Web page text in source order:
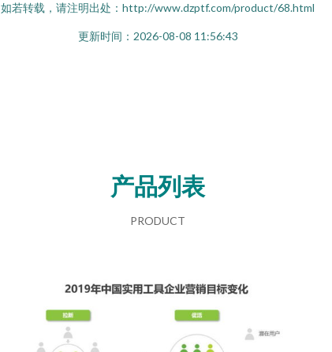
如若转载，请注明出处：http://www.dzptf.com/product/68.html
更新时间：2026-08-08 11:56:43
产品列表
PRODUCT